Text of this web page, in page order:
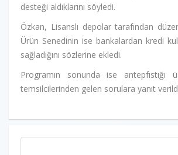
desteği aldıklarını söyledi.
Özkan, Lisanslı depolar tarafından
Ürün Senedinin ise bankalardan kredi
sağladığını sözlerine ekledi.
Programın sonunda ise
temsilcilerinden gelen sorulara yanıt